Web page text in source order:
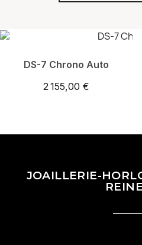
DS-7 Chrono Auto
2 155,00 €
JOAILLERIE-